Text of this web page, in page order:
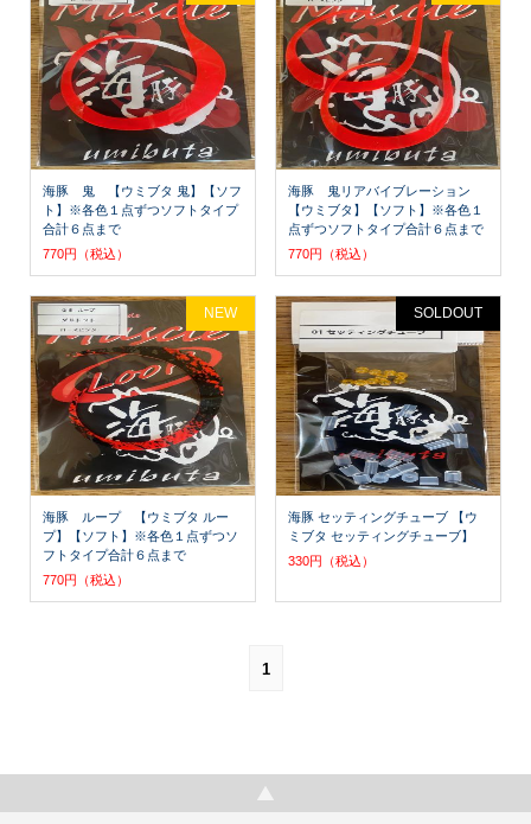
海豚 鬼 【ウミブタ 鬼】【ソフ
ト】※各色１点ずつソフトタイプ
合計６点まで
770円（税込）
海豚 鬼リアバイブレーション
【ウミブタ】【ソフト】※各色１
点ずつソフトタイプ合計６点まで
770円（税込）
海豚 ループ 【ウミブタ ルー
プ】【ソフト】※各色１点ずつソ
フトタイプ合計６点まで
770円（税込）
NEW
海豚 セッティングチューブ 【ウ
ミブタ セッティングチューブ】
330円（税込）
SOLDOUT
1